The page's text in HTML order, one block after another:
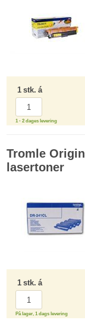
1 stk. á
1 - 2 dages levering
Tromle
lasertoner
1 stk. á
På lager, 1 dags levering